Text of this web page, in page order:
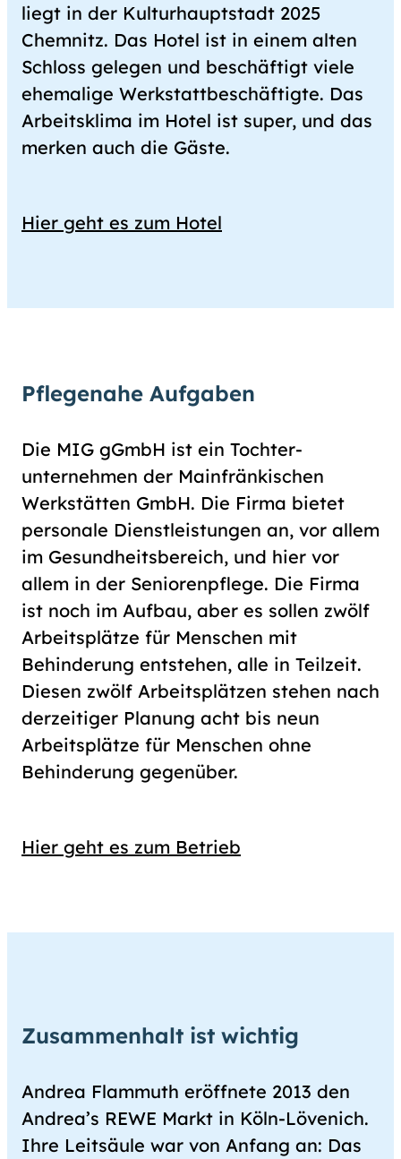
liegt in der Kulturhauptstadt 2025
Chemnitz. Das Hotel ist in einem alten
Schloss gelegen und beschäftigt viele
ehemalige Werkstattbeschäftigte. Das
Arbeitsklima im Hotel ist super, und das
merken auch die Gäste.
Hier geht es zum Hotel
Pflegenahe Aufgaben
Die MIG gGmbH ist ein Tochter­
unternehmen der Main­fränkischen
Werk­stätten GmbH. Die Firma bietet
personale Dienst­leistungen an, vor allem
im Gesund­heits­bereich, und hier vor
allem in der Senioren­pflege. Die Firma
ist noch im Aufbau, aber es sollen zwölf
Arbeits­plätze für Menschen mit
Behinderung entstehen, alle in Teilzeit.
Diesen zwölf Arbeitsplätzen stehen nach
derzeitiger Planung acht bis neun
Arbeits­plätze für Menschen ohne
Behinderung gegenüber.
Hier geht es zum Betrieb
Zusammenhalt ist wichtig
Andrea Flammuth eröffnete 2013 den
Andrea’s REWE Markt in Köln-Lövenich.
Ihre Leitsäule war von Anfang an: Das